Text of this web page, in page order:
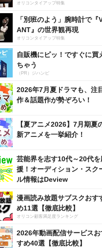
オリコンタイアップ特集
「別班のよう」腕時計で『
ANT』の世界観再現
オリコンタイアップ特集
自販機にピッ！ですぐに買
ちゃう
（PR）ジハンピ
2026年7月夏ドラマも、注
作＆話題作が勢ぞろい！
【夏アニメ2026】7月期夏
新アニメを一挙紹介！
芸能界を志す10代～20代を
援！オーディション・スク
ル情報はDeview
漫画読み放題サブスクおす
め11選【徹底比較】
オリコン顧客満足度ランキング
2026年動画配信サービスお
すめ40選【徹底比較】